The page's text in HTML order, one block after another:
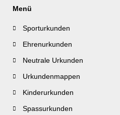
Menü
Sporturkunden
Ehrenurkunden
Neutrale Urkunden
Urkundenmappen
Kinderurkunden
Spassurkunden